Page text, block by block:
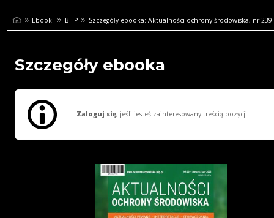
Ebooki BHP Szczegóły ebooka: Aktualności ochrony środowiska, nr 239
Szczegóły ebooka
Zaloguj się, jeśli jesteś zainteresowany treścią pozycji.